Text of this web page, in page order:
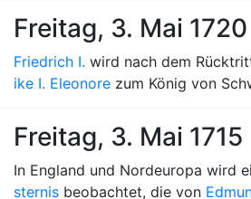
Freitag, 3. Mai 1720
Friedrich I. wird nach dem
ike I. Eleonore zum König von
Freitag, 3. Mai 1715
In England und Nordeuropa wird
sternis beobachtet, die von